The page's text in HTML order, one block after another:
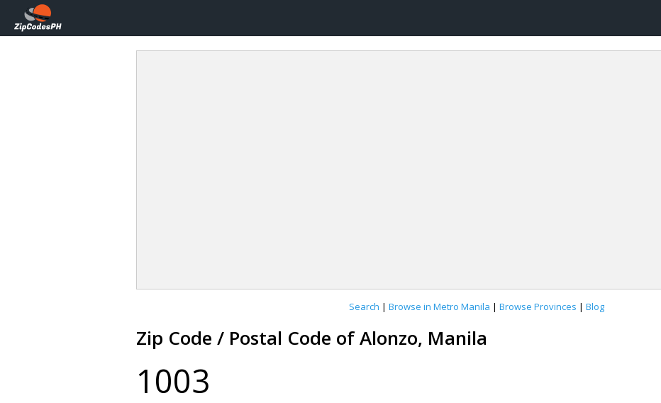
Search | Browse in Metro Manila | Browse Provinces | Blog
Zip Code / Postal Code of Alonzo, Manila
1003